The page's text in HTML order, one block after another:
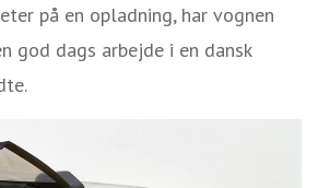
på en opladning, har vognen
god dags arbejde i en dansk